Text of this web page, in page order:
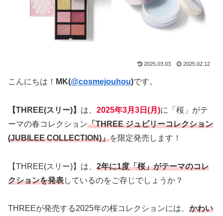
2025.03.03 2025.02.12
こんにちは！ MK(@cosmejouhou)です。
【THREE(スリー)】 は、 2025年3月3日(月 )に「桜」がテ
ーマの春コレクション「THREE ジュビリーコレクション
(JUBILEE COLLECTION)」を限定発売します！
【THREE(スリー)】は、 2年に1度「桜」がテーマのコレ
クションを発表しているのをご存じでしょうか？
THREEが発売する2025年の桜コレクションには、 かわい